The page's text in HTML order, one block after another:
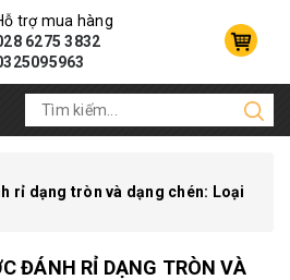
trợ mua hàng
6275 3832
rỉ dạng tròn và dạng chén: Loại
ĐÁNH RỈ DẠNG TRÒN VÀ